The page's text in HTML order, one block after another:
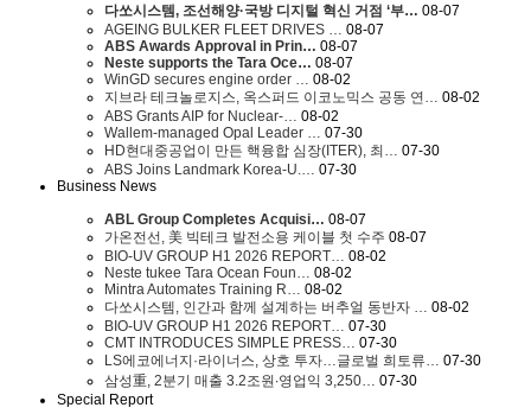
다쏘시스템, 조선해양·국방 디지털 혁신 거점 ‘부… 08-07
AGEING BULKER FLEET DRIVES …
08-07
ABS Awards Approval in Prin… 08-07
Neste supports the Tara Oce… 08-07
WinGD secures engine order …
08-02
지브라 테크놀로지스, 옥스퍼드 이코노믹스 공동 연…
08-02
ABS Grants AIP for Nuclear-…
08-02
Wallem-managed Opal Leader …
07-30
HD현대중공업이 만든 핵융합 심장(ITER), 최…
07-30
ABS Joins Landmark Korea-U.…
07-30
Business News
ABL Group Completes Acquisi… 08-07
가온전선, 美 빅테크 발전소용 케이블 첫 수주 08-07
BIO-UV GROUP H1 2026 REPORT…
08-02
Neste tukee Tara Ocean Foun…
08-02
Mintra Automates Training R…
08-02
다쏘시스템, 인간과 함께 설계하는 버추얼 동반자 …
08-02
BIO-UV GROUP H1 2026 REPORT…
07-30
CMT INTRODUCES SIMPLE PRESS…
07-30
LS에코에너지·라이너스, 상호 투자…글로벌 희토류…
07-30
삼성重, 2분기 매출 3.2조원∙영업익 3,250…
07-30
Special Report